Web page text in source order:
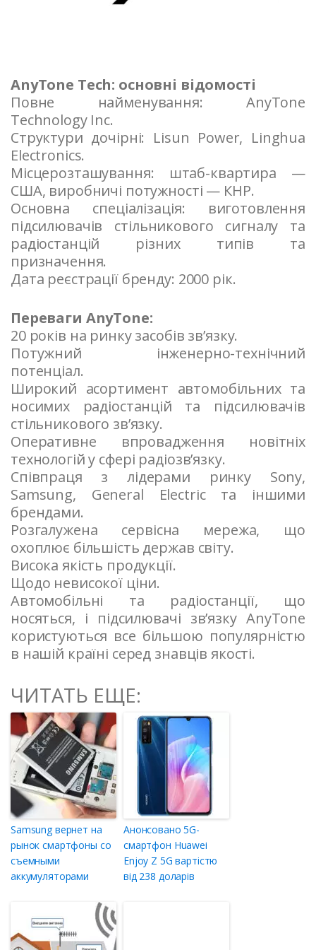
AnyTone Tech: основні відомості
Повне найменування: AnyTone
Technology Inc.
Структури дочірні: Lisun Power, Linghua
Electronics.
Місцерозташування: штаб-квартира —
США, виробничі потужності — КНР.
Основна спеціалізація: виготовлення
підсилювачів стільникового сигналу та
радіостанцій різних типів та
призначення.
Дата реєстрації бренду: 2000 рік.
Переваги AnyTone:
20 років на ринку засобів зв’язку.
Потужний інженерно-технічний
потенціал.
Широкий асортимент автомобільних та
носимих радіостанцій та підсилювачів
стільникового зв’язку.
Оперативне впровадження новітніх
технологій у сфері радіозв’язку.
Співпраця з лідерами ринку Sony,
Samsung, General Electric та іншими
брендами.
Розгалужена сервісна мережа, що
охоплює більшість держав світу.
Висока якість продукції.
Щодо невисокої ціни.
Автомобільні та радіостанції, що
носяться, і підсилювачі зв’язку AnyTone
користуються все більшою популярністю
в нашій країні серед знавців якості.
ЧИТАТЬ ЕЩЕ:
Samsung вернет на
рынок смартфоны со
съемными
аккумуляторами
Анонсовано 5G-
смартфон Huawei
Enjoy Z 5G вартістю
від 238 доларів